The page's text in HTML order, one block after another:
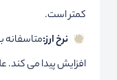
کمتر است.
نرخ ارز:متاسفانه
افزایش پیدا می کند.